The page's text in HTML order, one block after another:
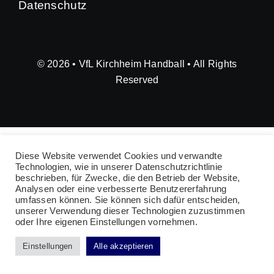
Datenschutz
© 2026 • VfL Kirchheim Handball • All Rights
Reserved
Diese Website verwendet Cookies und verwandte
Technologien, wie in unserer Datenschutzrichtlinie
beschrieben, für Zwecke, die den Betrieb der Website,
Analysen oder eine verbesserte Benutzererfahrung
umfassen können. Sie können sich dafür entscheiden,
unserer Verwendung dieser Technologien zuzustimmen
oder Ihre eigenen Einstellungen vornehmen.
Einstellungen Alle akzeptieren